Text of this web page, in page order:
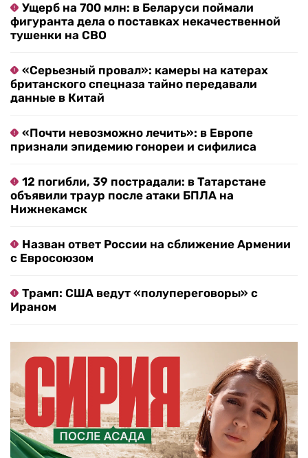
Ущерб на 700 млн: в Беларуси поймали
фигуранта дела о поставках некачественной
тушенки на СВО
«Серьезный провал»: камеры на катерах
британского спецназа тайно передавали
данные в Китай
«Почти невозможно лечить»: в Европе
признали эпидемию гонореи и сифилиса
12 погибли, 39 пострадали: в Татарстане
объявили траур после атаки БПЛА на
Нижнекамск
Назван ответ России на сближение Армении
с Евросоюзом
Трамп: США ведут «полупереговоры» с
Ираном